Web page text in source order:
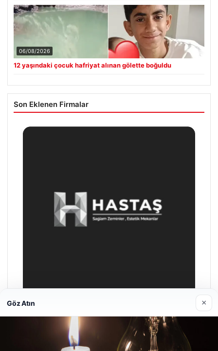
06/08/2026
12 yaşındaki çocuk hafriyat alınan gölette boğuldu
Son Eklenen Firmalar
Prenses Night Club
Göz Atın ×